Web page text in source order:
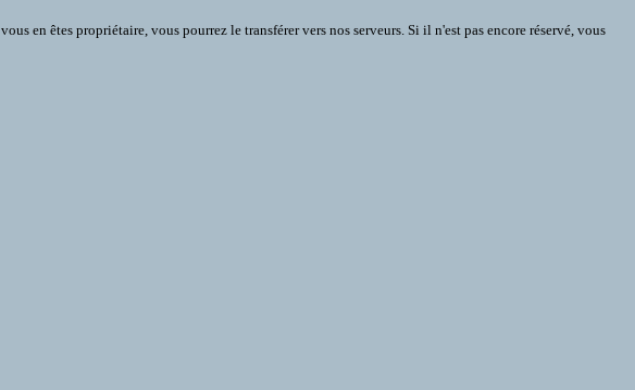
en êtes propriétaire, vous pourrez le transférer vers nos serveurs. Si il n'est pas encore réservé, vous